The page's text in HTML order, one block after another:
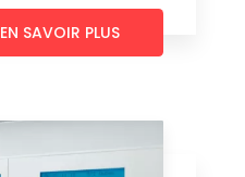
EN SAVOIR PLUS